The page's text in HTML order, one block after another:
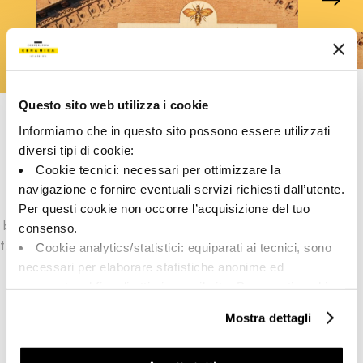
Questo sito web utilizza i cookie
Informiamo che in questo sito possono essere utilizzati
diversi tipi di cookie:
Cookie tecnici: necessari per ottimizzare la
navigazione e fornire eventuali servizi richiesti dall’utente.
Per questi cookie non occorre l’acquisizione del tuo
consenso.
Cookie analytics/statistici: equiparati ai tecnici, sono
necessari per elaborare statistiche anonime ed
Cookie di profilazione/marketing: sono utilizzati, solo
previo tuo consenso, per esaminare le tue abitudini di
Mostra dettagli
Our locations
Made in Imola
The company headquarters is based in the city where
it was founded. An attractive, well tended
presentation site.